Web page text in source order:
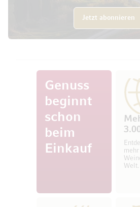
Jetzt abonnieren
Genuss
beginnt
schon
beim
Einkauf
Welt.